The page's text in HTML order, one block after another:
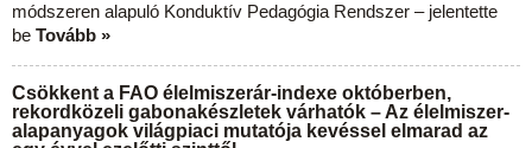
módszeren alapuló Konduktív Pedagógia Rendszer – jelentette
be Tovább »
Csökkent a FAO élelmiszerár-indexe októberben,
rekordközeli gabonakészletek várhatók – Az élelmiszer-
alapanyagok világpiaci mutatója kevéssel elmarad az